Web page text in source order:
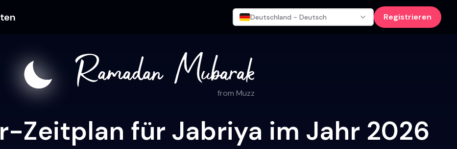
Deutschland - Deutsch Registrieren
from Muzz
Zeitplan für Jabriya im Jahr 2026